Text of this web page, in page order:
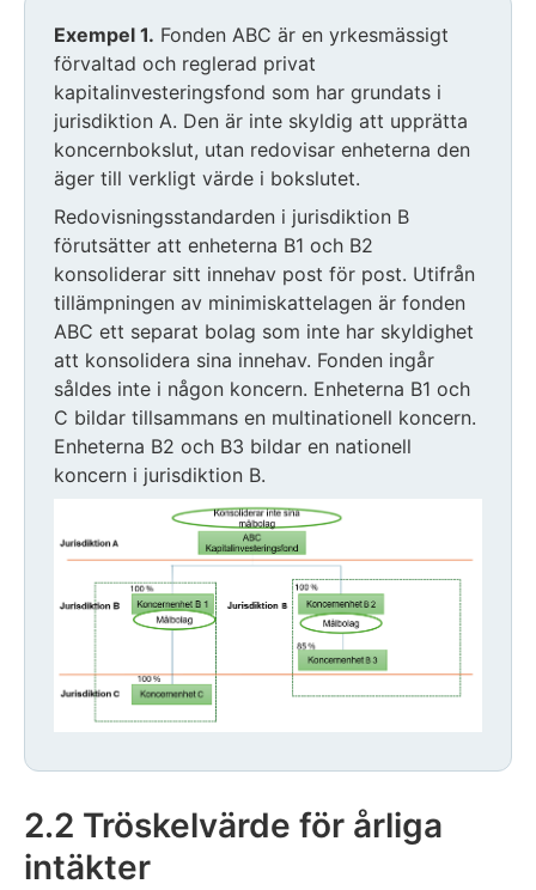
Exemplet
inleds
Exempel 1. Fonden ABC är en yrkesmässigt
förvaltad och reglerad privat
kapitalinvesteringsfond som har grundats i
jurisdiktion A. Den är inte skyldig att upprätta
koncernbokslut, utan redovisar enheterna den
äger till verkligt värde i bokslutet.
Redovisningsstandarden i jurisdiktion B
förutsätter att enheterna B1 och B2
konsoliderar sitt innehav post för post. Utifrån
tillämpningen av minimiskattelagen är fonden
ABC ett separat bolag som inte har skyldighet
att konsolidera sina innehav. Fonden ingår
såldes inte i någon koncern. Enheterna B1 och
C bildar tillsammans en multinationell koncern.
Enheterna B2 och B3 bildar en nationell
koncern i jurisdiktion B.
2.2 Tröskelvärde för årliga
intäkter